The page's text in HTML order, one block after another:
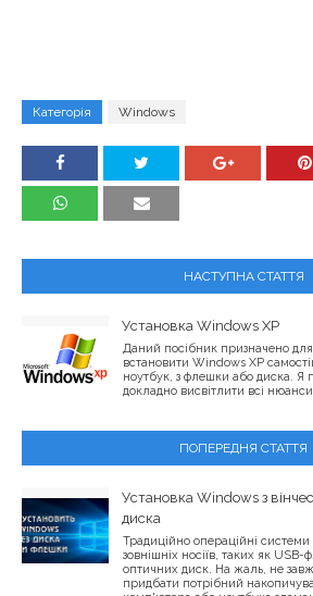
Категорія Windows
НАСТУПНА СТАТТЯ
Установка Windows XP
Даний посібник призначено для
встановити Windows XP
ноутбук, з флешки або диска. Я
докладно висвітлити всі
ПОПЕРЕДНЯ СТАТТЯ
Установка Windows з
диска
Традиційно операційні
зовнішніх носіїв, таких як
оптичних диск. На жаль, не
придбати потрібний